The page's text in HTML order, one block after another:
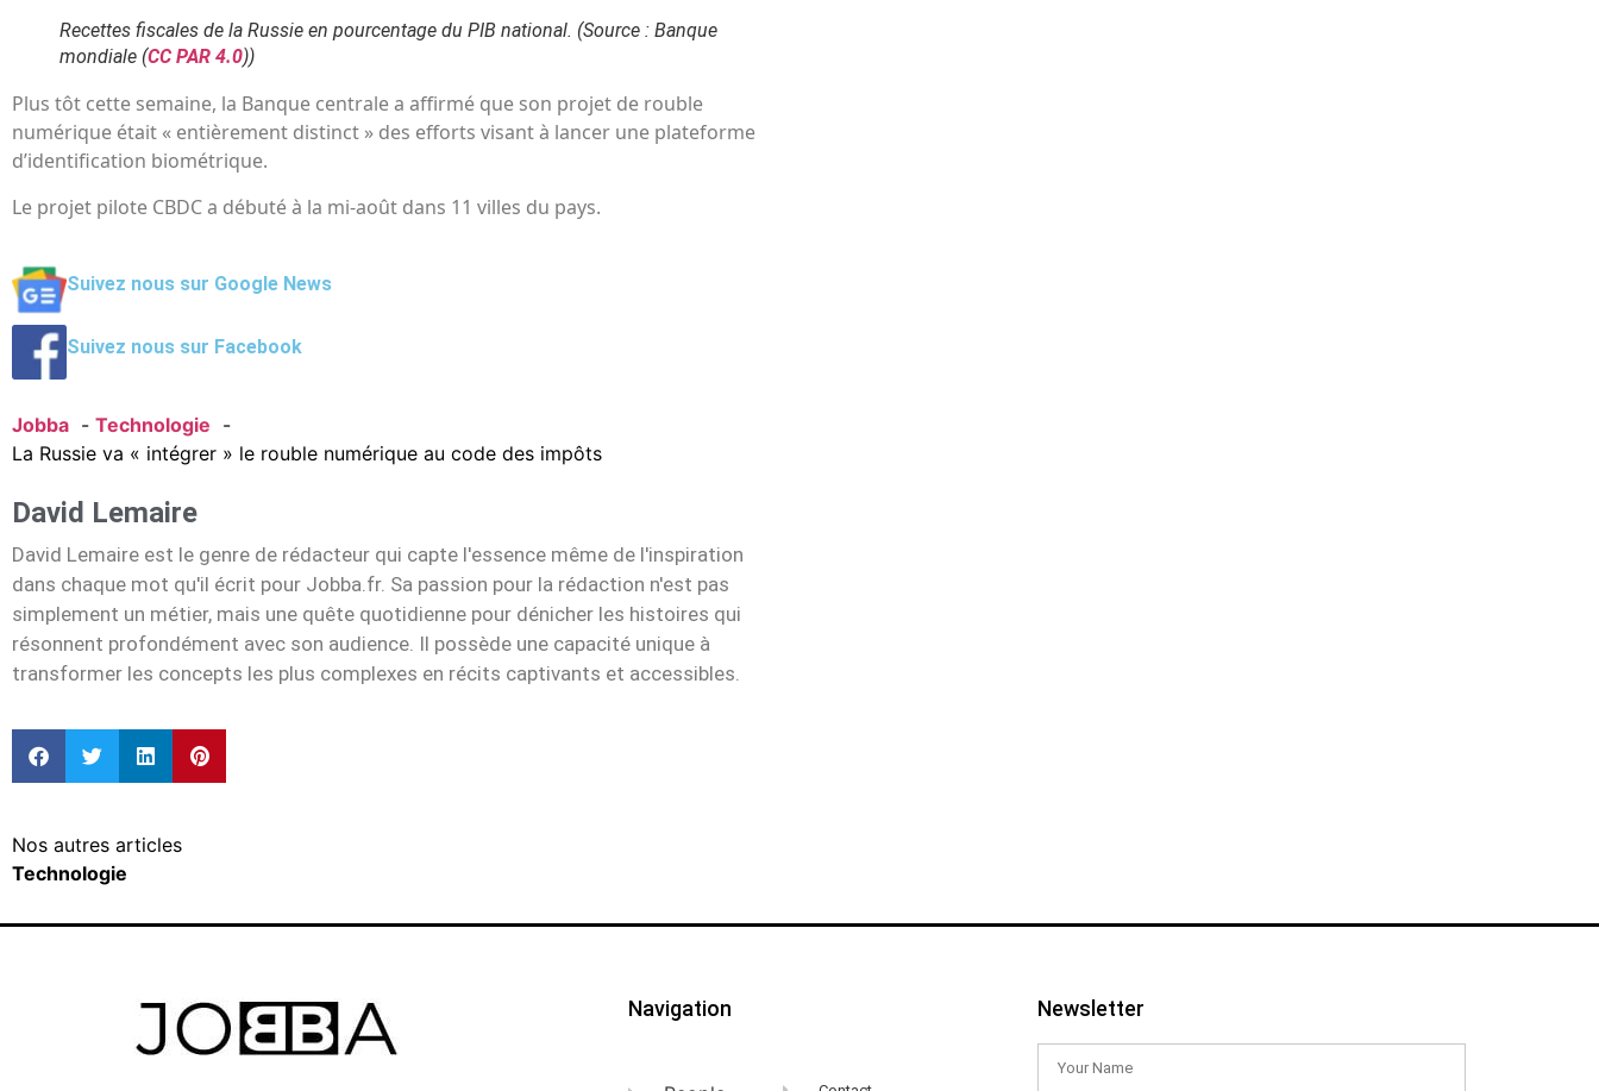
Recettes fiscales de la Russie en pourcentage du PIB national. (Source : Banque
mondiale (CC PAR 4.0))
Plus tôt cette semaine, la Banque centrale a affirmé que son projet de rouble
numérique était « entièrement distinct » des efforts visant à lancer une plateforme
d’identification biométrique.
Le projet pilote CBDC a débuté à la mi-août dans 11 villes du pays.
Suivez nous sur Google News
Suivez nous sur Facebook
Jobba
Technologie
La Russie va « intégrer » le rouble numérique au code des impôts
David Lemaire
David Lemaire est le genre de rédacteur qui capte l'essence même de l'inspiration
dans chaque mot qu'il écrit pour Jobba.fr. Sa passion pour la rédaction n'est pas
simplement un métier, mais une quête quotidienne pour dénicher les histoires qui
résonnent profondément avec son audience. Il possède une capacité unique à
transformer les concepts les plus complexes en récits captivants et accessibles.
Nos autres articles
Technologie
Navigation Newsletter